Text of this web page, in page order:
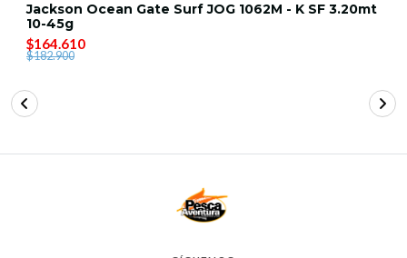
Jackson Ocean Gate Surf JOG 1062M - K SF 3.20mt
10-45g
$164.610
$182.900